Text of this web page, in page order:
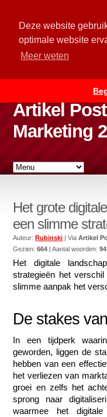
Deze website
optimale website
Meer weten
Artikel
Marketing
Het grote
een slimme
Auteur:Rubinski | ViaArtikel
Gezien:664 | Aantal woorden:
Het digitale
strategieën het
slimme aanpak het
De stakes
In een tijdperk
geworden, liggen de
hebben van een
het verliezen van
groei en zelfs het
sprong naar
waarmee het